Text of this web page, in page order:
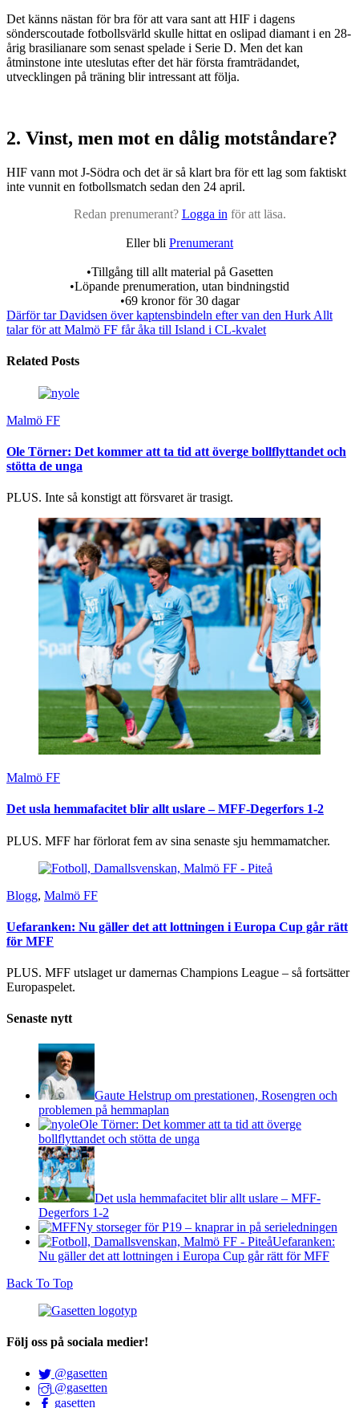
Det känns nästan för bra för att vara sant att HIF i dagens
sönderscoutade fotbollsvärld skulle hittat en oslipad diamant i en 28-
årig brasilianare som senast spelade i Serie D. Men det kan
åtminstone inte uteslutas efter det här första framträdandet,
utvecklingen på träning blir intressant att följa.
2. Vinst, men mot en dålig motståndare?
HIF vann mot J-Södra och det är så klart bra för ett lag som faktiskt
inte vunnit en fotbollsmatch sedan den 24 april.
Redan prenumerant? Logga in för att läsa.
Eller bli Prenumerant
•Tillgång till allt material på Gasetten
•Löpande prenumeration, utan bindningstid
•69 kronor för 30 dagar
Därför tar Davidsen över kaptensbindeln efter van den Hurk Allt
talar för att Malmö FF får åka till Island i CL-kvalet
Related Posts
Malmö FF
Ole Törner: Det kommer att ta tid att överge bollflyttandet och
stötta de unga
PLUS. Inte så konstigt att försvaret är trasigt.
Malmö FF
Det usla hemmafacitet blir allt uslare – MFF-Degerfors 1-2
PLUS. MFF har förlorat fem av sina senaste sju hemmamatcher.
Blogg, Malmö FF
Uefaranken: Nu gäller det att lottningen i Europa Cup går rätt
för MFF
PLUS. MFF utslaget ur damernas Champions League – så fortsätter
Europaspelet.
Senaste nytt
Gaute Helstrup om prestationen, Rosengren och
problemen på hemmaplan
Ole Törner: Det kommer att ta tid att överge
bollflyttandet och stötta de unga
Det usla hemmafacitet blir allt uslare – MFF-
Degerfors 1-2
Ny storseger för P19 – knaprar in på serieledningen
Uefaranken:
Nu gäller det att lottningen i Europa Cup går rätt för MFF
Back To Top
Följ oss på sociala medier!
@gasetten
@gasetten
gasetten